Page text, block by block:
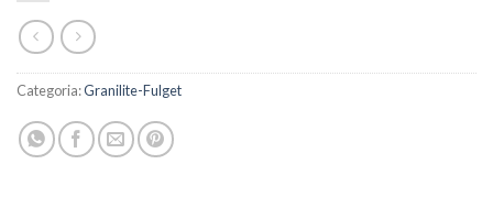
Categoria:Granilite-Fulget